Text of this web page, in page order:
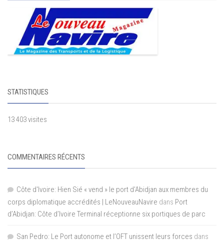
STATISTIQUES
13 403 visites
COMMENTAIRES RÉCENTS
Côte d'Ivoire: Hien Sié « vend » le port d'Abidjan aux membres du
corps diplomatique accrédités | LeNouveauNavire dans Port
d’Abidjan: Côte d’Ivoire Terminal réceptionne six portiques de parc
San Pedro: Le Port autonome et l’OFT unissent leurs forces dans